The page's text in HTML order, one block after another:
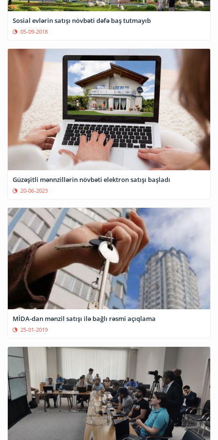
Sosial evlərin satışı növbəti dəfə baş tutmayıb
05-09-2018
Güzəşitli mənnzillərin növbəti elektron satışı başladı
20-06-2023
MİDA-dan mənzil satışı ilə bağlı rəsmi açıqlama
25-01-2019